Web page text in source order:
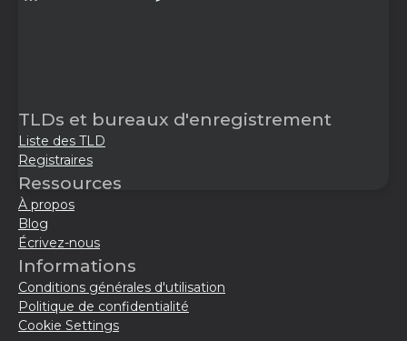
TLDs et bureaux d'enregistrement
Liste des TLD
Registraires
Ressources
À propos
Blog
Écrivez-nous
Informations
Conditions générales d'utilisation
Politique de confidentialité
Cookie Settings